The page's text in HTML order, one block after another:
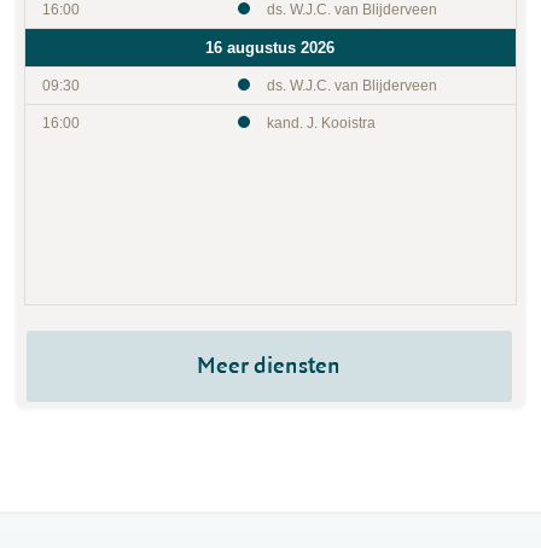
16:00 ds. W.J.C. van Blijderveen
16 augustus 2026
09:30 ds. W.J.C. van Blijderveen
16:00 kand. J. Kooistra
Meer diensten